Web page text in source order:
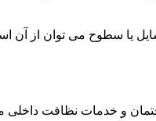
یا سطوح می توان از آن
و خدمات نظافت داخلی